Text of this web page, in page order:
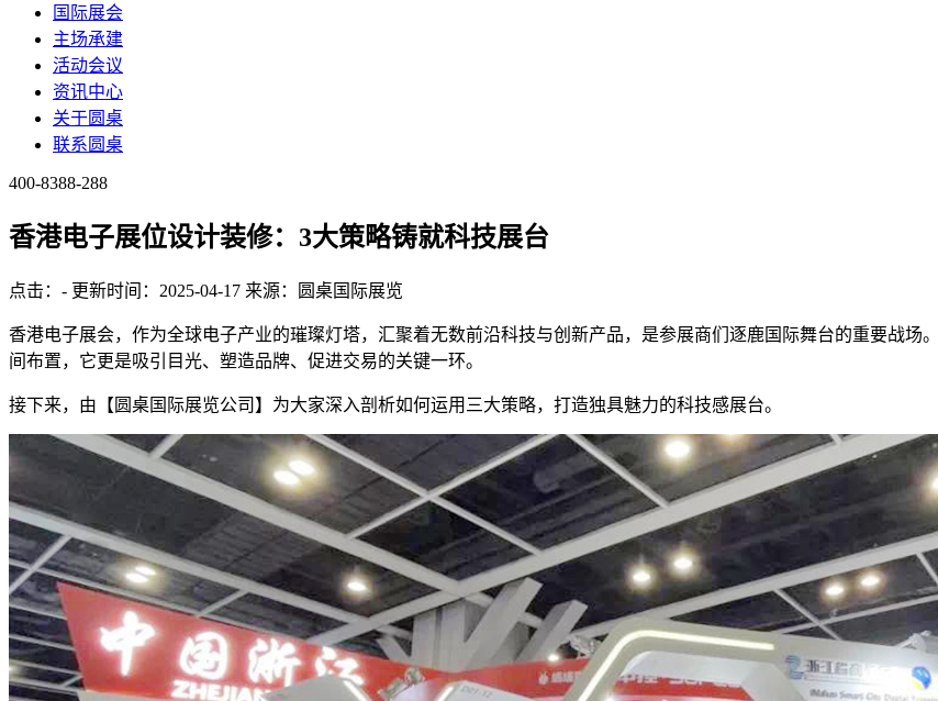
国际展会
主场承建
活动会议
资讯中心
关于圆桌
联系圆桌
400-8388-288
香港电子展位设计装修：3大策略铸就科技展台
点击： - 更新时间：2025-04-17 来源：圆桌国际展览
香港电子展会，作为全球电子产业的璀璨灯塔，汇聚着无数前沿科技与创新产品，是参展商们逐鹿国际舞台的重要战场
间布置，它更是吸引目光、塑造品牌、促进交易的关键一环。
接下来，由【圆桌国际展览公司】为大家深入剖析如何运用三大策略，打造独具魅力的科技感展台。